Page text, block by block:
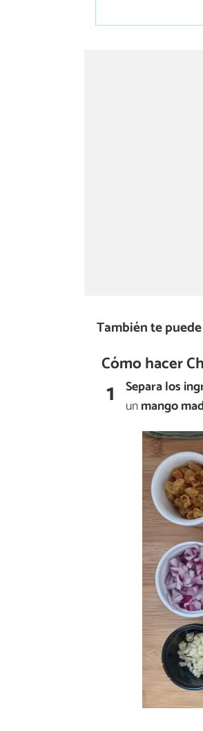
También te
Cómo hacer
1 Separa los
unmango